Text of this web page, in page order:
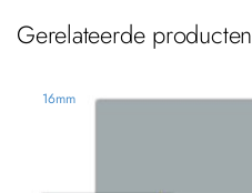
Gerelateerde producten
16mm